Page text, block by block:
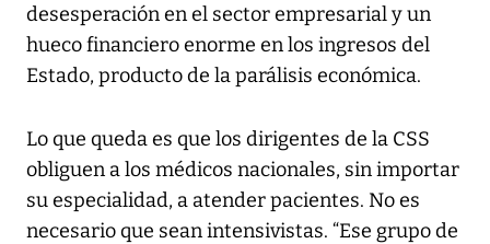
desesperación en el sector empresarial y un
hueco financiero enorme en los ingresos del
Estado, producto de la parálisis económica.
Lo que queda es que los dirigentes de la CSS
obliguen a los médicos nacionales, sin importar
su especialidad, a atender pacientes. No es
necesario que sean intensivistas. “Ese grupo de